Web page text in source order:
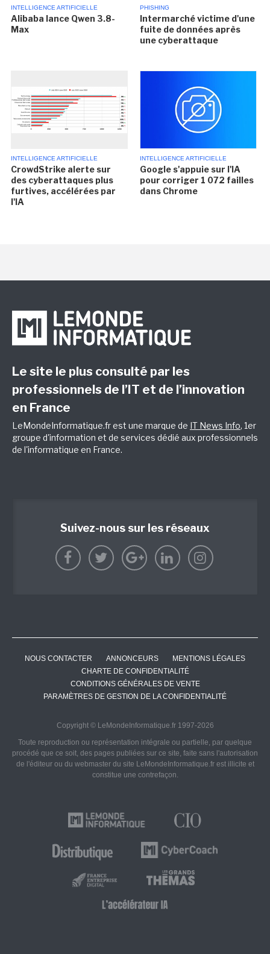
INTELLIGENCE ARTIFICIELLE
Alibaba lance Qwen 3.8-
Max
PHISHING
Intermarché victime d'une
fuite de données après
une cyberattaque
INTELLIGENCE ARTIFICIELLE
CrowdStrike alerte sur
des cyberattaques plus
furtives, accélérées par
l'IA
INTELLIGENCE ARTIFICIELLE
Google s'appuie sur l'IA
pour corriger 1 072 failles
dans Chrome
Le site le plus consulté par les
professionnels de l’IT et de l’innovation
en France
LeMondeInformatique.fr est une marque de IT News Info, 1er
groupe d'information et de services dédié aux professionnels
de l'informatique en France.
Suivez-nous sur les réseaux
NOUS CONTACTER ANNONCEURS
MENTIONS LÉGALES
CHARTE DE CONFIDENTIALITÉ
CONDITIONS GÉNÉRALES DE VENTE
PARAMÈTRES DE GESTION DE LA CONFIDENTIALITÉ
Copyright © LeMondeInformatique.fr 1997-2026
Toute reproduction ou représentation intégrale ou partielle, par quelque
procédé que ce soit, des pages publiées sur ce site, faite sans l'autorisation
de l'éditeur ou du webmaster du site LeMondeInformatique.fr est illicite et
constitue une contrefaçon.